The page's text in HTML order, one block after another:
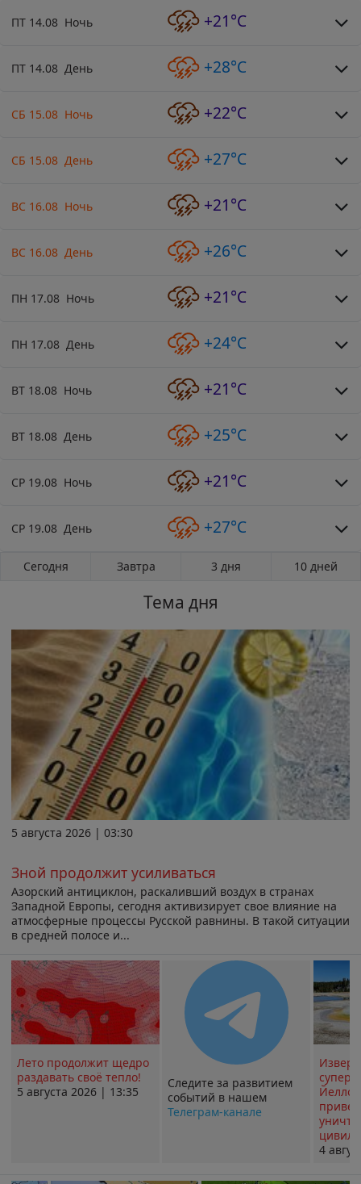
ПТ 14.08 Ночь +21°C
ПТ 14.08 День +28°C
СБ 15.08 Ночь +22°C
СБ 15.08 День +27°C
ВС 16.08 Ночь +21°C
ВС 16.08 День +26°C
ПН 17.08 Ночь +21°C
ПН 17.08 День +24°C
ВТ 18.08 Ночь +21°C
ВТ 18.08 День +25°C
СР 19.08 Ночь +21°C
СР 19.08 День +27°C
Сегодня Завтра 3 дня 10 дней
Тема дня
5 августа 2026 | 03:30
Зной продолжит усиливаться
Азорский антициклон, раскаливший воздух в странах
Западной Европы, сегодня активизирует свое влияние на
атмосферные процессы Русской равнины. В такой ситуации
в средней полосе и...
Лето продолжит щедро
раздавать своё тепло!
5 августа 2026 | 13:35
Следите за развитием
событий в нашем
Телеграм-канале
4